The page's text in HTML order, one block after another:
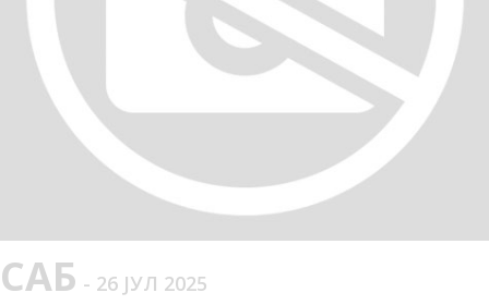
САБ - 26 ЈУЛ 2025